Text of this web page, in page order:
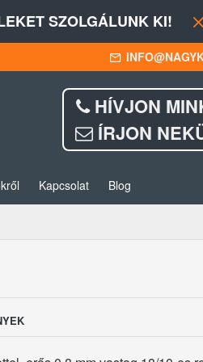
SZOLGÁLUNK KI!
HÍVJON
ÍRJON
Kapcsolat Blog